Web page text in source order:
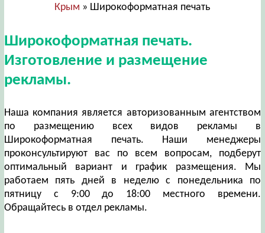
Крым » Широкоформатная печать
Широкоформатная печать.
Изготовление и размещение
рекламы.
Наша компания является авторизованным агентством
по размещению всех видов рекламы в
Широкоформатная печать. Наши менеджеры
проконсультируют вас по всем вопросам, подберут
оптимальный вариант и график размещения. Мы
работаем пять дней в неделю с понедельника по
пятницу с 9:00 до 18:00 местного времени.
Обращайтесь в отдел рекламы.